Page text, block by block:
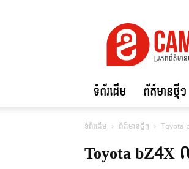
ទំព័រដើម ព័ត៍មានថ្មីៗ
ទំព័រដើម ព័ត៍មានថ្មីៗ Toyota
Toyota